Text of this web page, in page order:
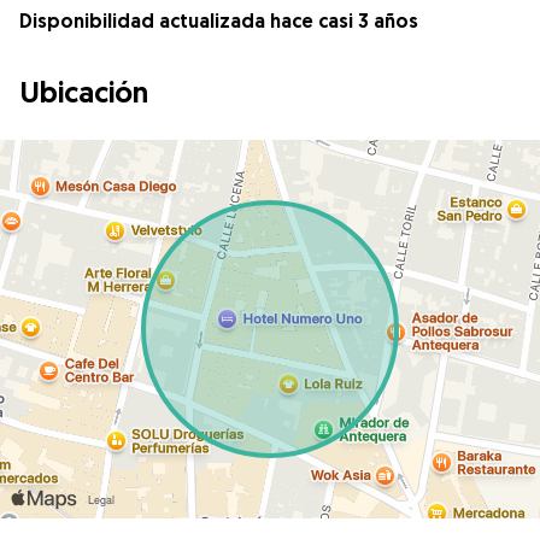
Disponibilidad actualizada hace casi 3 años
Ubicación